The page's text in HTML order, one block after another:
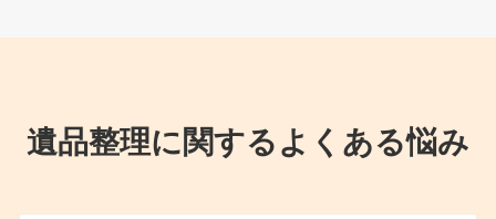
遺品整理に関するよくある悩み